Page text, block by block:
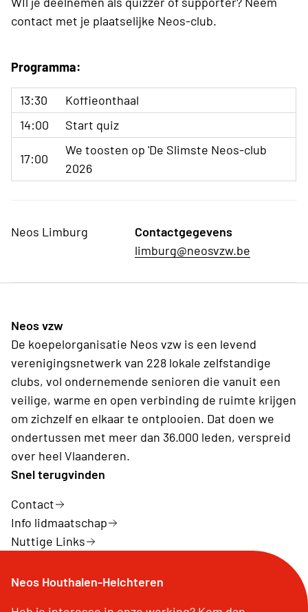
contact met je plaatselijke Neos-club.
Programma:
13:30
Koffieonthaal
14:00
Start quiz
17:00
We toosten op 'De Slimste Neos-club
2026
Neos Limburg
Contactgegevens
limburg@neosvzw.be
Neos vzw
De koepelorganisatie Neos vzw is een levend
verenigingsnetwerk van 228 lokale zelfstandige
clubs, vol ondernemende senioren die vanuit een
veilige, warme en open verbinding de ruimte krijgen
om zichzelf en elkaar te ontplooien. Dat doen we
ondertussen met meer dan 36.000 leden, verspreid
over heel Vlaanderen.
Snel terugvinden
Contact
Info lidmaatschap
Nuttige Links
Neos Houthalen-Helchteren